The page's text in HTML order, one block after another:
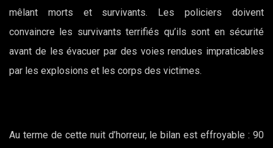
mêlant morts et survivants. Les policiers doivent
convaincre les survivants terrifiés qu’ils sont en sécurité
avant de les évacuer par des voies rendues impraticables
par les explosions et les corps des victimes.
Au terme de cette nuit d’horreur, le bilan est effroyable : 90